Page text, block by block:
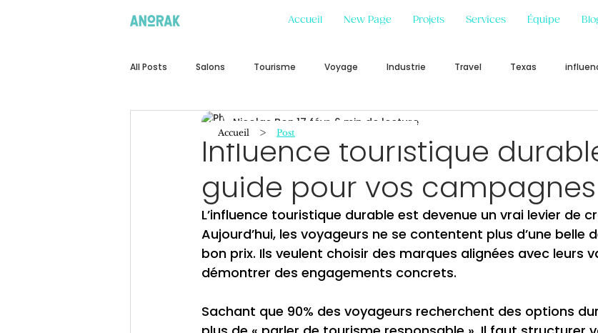
Accueil New Page Projets Services Équipe
All Posts Salons Tourisme Voyage Industrie Travel Texas
Influence touristique
guide pour vos campagnes
Nicolas Bon 17 févr. 6 min de lecture
L’influence touristique durable est devenue un vrai levier de
Aujourd’hui, les voyageurs ne se contentent plus d’une belle
bon prix. Ils veulent choisir des marques alignées avec leurs
démontrer des engagements concrets.
Sachant que 90% des voyageurs recherchent des options
Accueil > Post